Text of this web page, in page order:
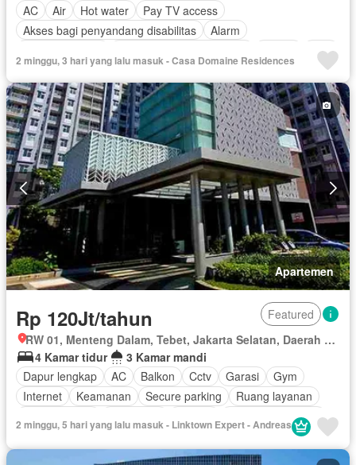
AC
Air Hot water
Pay TV access
Akses bagi penyandang disabilitas
Alarm
Cctv
Dapur lengkap
Dapur terpadu Deck Gym
Interkom
Internet
Kabel video Ruang kantor
Keamanan
Keamanan 24 jam
Kolam renang
Pramutamu
Lemari pakaian bawaan
Angkat Listrik
Secure parking
Pemandangan panorama
Rumah jaga
Ruang layanan
Sauna
Taman Taman atap Telephone
Televisi
Garasi
Teras Halaman Wifi Berperabot lengkap
2 minggu, 3 hari yang lalu masuk - Casa Domaine Residences
Apartemen
Rp 120Jt/tahun
Featured
RW 01, Menteng Dalam, Tebet, Jakarta Selatan, Daerah Khusus Ibukota Jakarta
4 Kamar tidur
3 Kamar mandi
Dapur lengkap
AC Balkon Cctv Garasi
Gym
Internet
Keamanan Secure parking
Ruang layanan
Keamanan 24 jam
Teras
2 minggu, 5 hari yang lalu masuk - Linktown Expert - Andreas